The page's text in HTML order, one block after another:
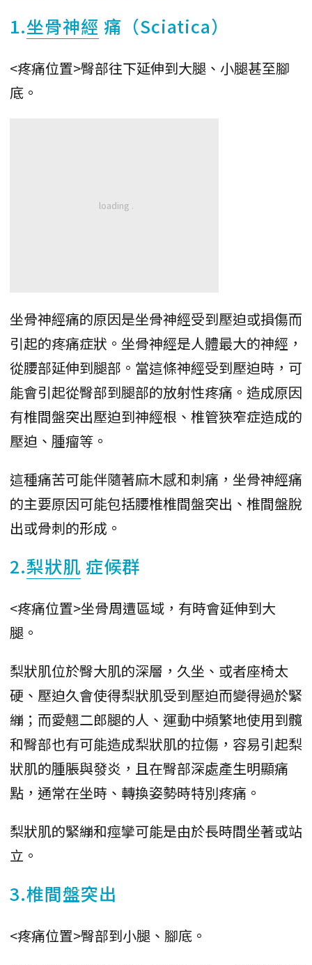
1.坐骨神經 痛（Sciatica）
<疼痛位置>臀部往下延伸到大腿、小腿甚至腳
底。
坐骨神經痛的原因是坐骨神經受到壓迫或損傷而
引起的疼痛症狀。坐骨神經是人體最大的神經，
從腰部延伸到腿部。當這條神經受到壓迫時，可
能會引起從臀部到腿部的放射性疼痛。造成原因
有椎間盤突出壓迫到神經根、椎管狹窄症造成的
壓迫、腫瘤等。
這種痛苦可能伴隨著麻木感和刺痛，坐骨神經痛
的主要原因可能包括腰椎椎間盤突出、椎間盤脫
出或骨刺的形成。
2.梨狀肌 症候群
<疼痛位置>坐骨周遭區域，有時會延伸到大
腿。
梨狀肌位於臀大肌的深層，久坐、或者座椅太
硬、壓迫久會使得梨狀肌受到壓迫而變得過於緊
繃；而愛翹二郎腿的人、運動中頻繁地使用到髖
和臀部也有可能造成梨狀肌的拉傷，容易引起梨
狀肌的腫脹與發炎，且在臀部深處產生明顯痛
點，通常在坐時、轉換姿勢時特別疼痛。
梨狀肌的緊繃和痙攣可能是由於長時間坐著或站
立。
3.椎間盤突出
<疼痛位置>臀部到小腿、腳底。